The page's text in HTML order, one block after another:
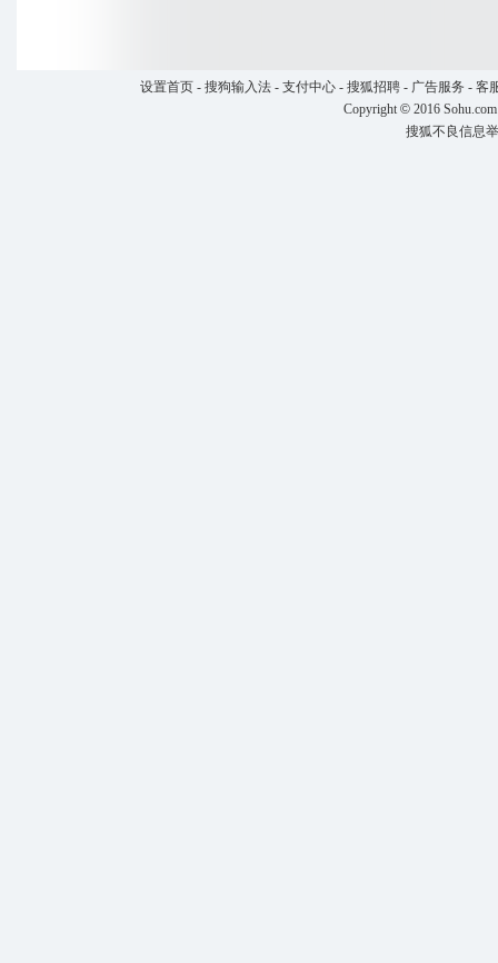
设置首页- 搜狗输入法- 支付中心- 搜狐招聘- 广告服务 - 客
Copyright © 2016
搜狐不良信息